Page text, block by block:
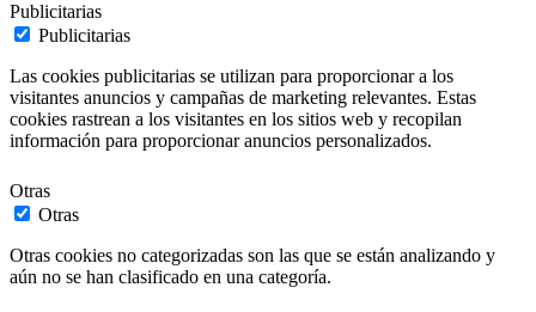
Publicitarias
Publicitarias
Las cookies publicitarias se utilizan para proporcionar a los
visitantes anuncios y campañas de marketing relevantes. Estas
cookies rastrean a los visitantes en los sitios web y recopilan
información para proporcionar anuncios personalizados.
Otras
Otras
Otras cookies no categorizadas son las que se están analizando y
aún no se han clasificado en una categoría.